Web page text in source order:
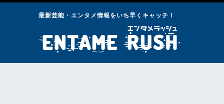
最新芸能・エンタメ情報をいち早くキャッチ！